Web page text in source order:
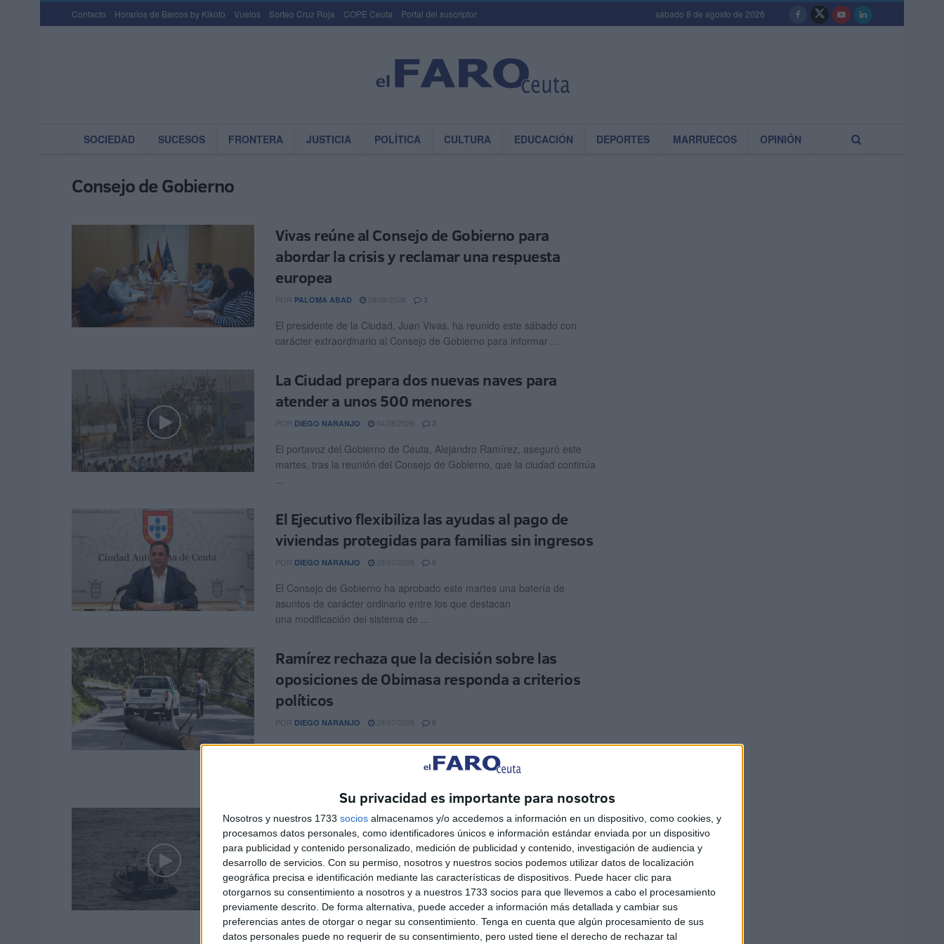
Su privacidad es importante para nosotros
Nosotros y nuestros 1733 socios almacenamos y/o accedemos a información en un dispositivo, como cookies, y
procesamos datos personales, como identificadores únicos e información estándar enviada por un dispositivo
para publicidad y contenido personalizado, medición de publicidad y contenido, investigación de audiencia y
desarrollo de servicios. Con su permiso, nosotros y nuestros socios podemos utilizar datos de localización
geográfica precisa e identificación mediante las características de dispositivos. Puede hacer clic para
otorgarnos su consentimiento a nosotros y a nuestros 1733 socios para que llevemos a cabo el procesamiento
previamente descrito. De forma alternativa, puede acceder a información más detallada y cambiar sus
preferencias antes de otorgar o negar su consentimiento. Tenga en cuenta que algún procesamiento de sus
datos personales puede no requerir de su consentimiento, pero usted tiene el derecho de rechazar tal
Contacto Horarios de Barcos by Kikoto Vuelos Sorteo Cruz Roja COPE Ceuta Portal del suscriptor sábado 8 de agosto de 2026
SOCIEDAD SUCESOS FRONTERA JUSTICIA POLÍTICA CULTURA EDUCACIÓN DEPORTES MARRUECOS OPINIÓN
Consejo de Gobierno
Vivas reúne al Consejo de Gobierno para
abordar la crisis y reclamar una respuesta
europea
POR PALOMA ABAD 3
El presidente de la Ciudad, Juan Vivas, ha reunido este sábado con
carácter extraordinario al Consejo de Gobierno para informar ...
La Ciudad prepara dos nuevas naves para
atender a unos 500 menores
POR DIEGO NARANJO 3
El portavoz del Gobierno de Ceuta, Alejandro Ramírez, aseguró este
martes, tras la reunión del Consejo de Gobierno, que la ciudad continúa
...
El Ejecutivo flexibiliza las ayudas al pago de
viviendas protegidas para familias sin ingresos
POR DIEGO NARANJO 28/07/2026 0
El Consejo de Gobierno ha aprobado este martes una batería de
asuntos de carácter ordinario entre los que destacan
una modificación del sistema de ...
Ramírez rechaza que la decisión sobre las
oposiciones de Obimasa responda a criterios
políticos
POR DIEGO NARANJO 28/07/2026 0
El portavoz del Gobierno de Ceuta y presidente del Consejo de
Administración de Obimasa, Alejandro Ramírez, ha defendido este
La Ciudad reclama al Estado una respuesta
urgente ante el colapso migratorio
POR DIEGO NARANJO 28/07/2026 4
El portavoz del Gobierno de la Ciudad, Alejandro Ramírez, calificó este
martes de “extremadamente grave” la situación que atraviesa Ceuta
como consecuencia del intenso ...